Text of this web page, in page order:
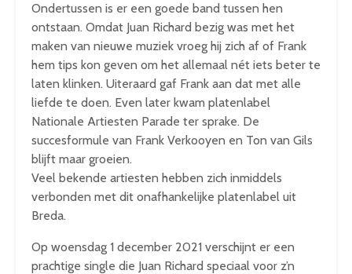
Ondertussen is er een goede band tussen hen
ontstaan. Omdat Juan Richard bezig was met het
maken van nieuwe muziek vroeg hij zich af of Frank
hem tips kon geven om het allemaal nét iets beter te
laten klinken. Uiteraard gaf Frank aan dat met alle
liefde te doen. Even later kwam platenlabel
Nationale Artiesten Parade ter sprake. De
succesformule van Frank Verkooyen en Ton van Gils
blijft maar groeien.
Veel bekende artiesten hebben zich inmiddels
verbonden met dit onafhankelijke platenlabel uit
Breda.
Op woensdag 1 december 2021 verschijnt er een
prachtige single die Juan Richard speciaal voor z’n